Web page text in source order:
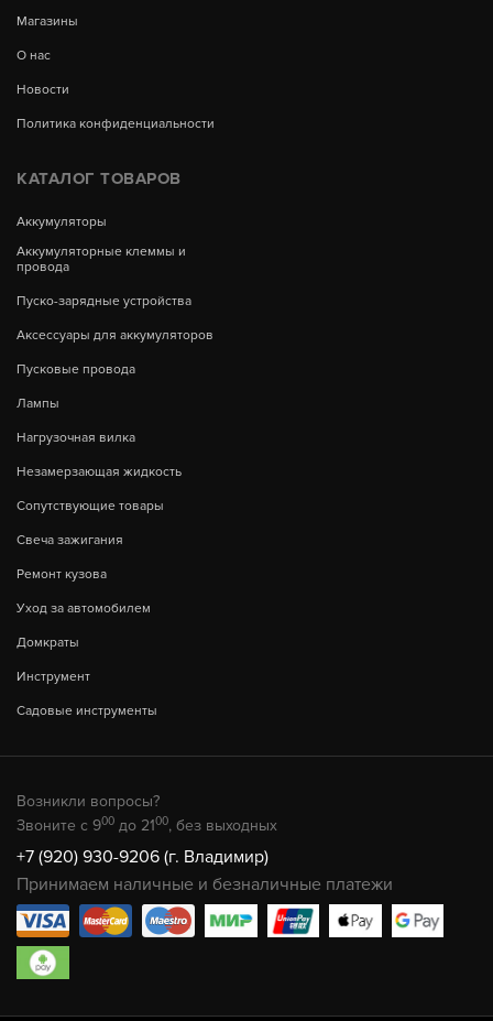
Магазины
О нас
Новости
Политика конфиденциальности
КАТАЛОГ ТОВАРОВ
Аккумуляторы
Аккумуляторные клеммы и
провода
Пуско-зарядные устройства
Аксессуары для аккумуляторов
Пусковые провода
Лампы
Нагрузочная вилка
Незамерзающая жидкость
Сопутствующие товары
Свеча зажигания
Ремонт кузова
Уход за автомобилем
Домкраты
Инструмент
Садовые инструменты
Возникли вопросы?
Звоните с 900 до 2100, без выходных
+7 (920) 930-9206 (г. Владимир)
Принимаем наличные и безналичные платежи